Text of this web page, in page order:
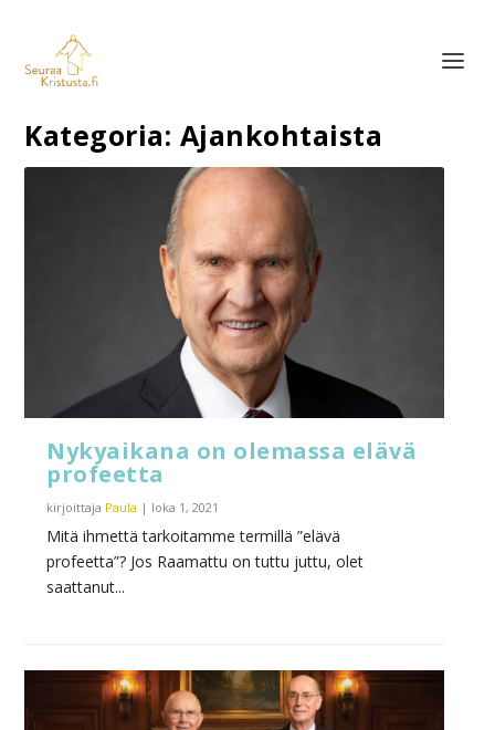
Kategoria: Ajankohtaista
Nykyaikana on olemassa elävä
profeetta
kirjoittaja Paula | loka 1, 2021
Mitä ihmettä tarkoitamme termillä ”elävä
profeetta”? Jos Raamattu on tuttu juttu, olet
saattanut...